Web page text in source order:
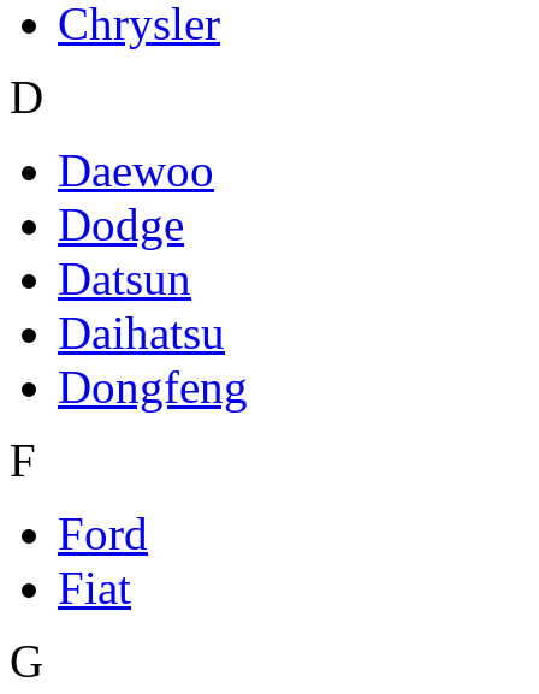
Chrysler
D
Daewoo
Dodge
Datsun
Daihatsu
Dongfeng
F
Ford
Fiat
G